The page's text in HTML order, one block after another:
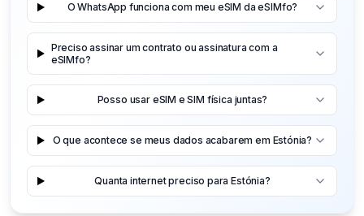
O WhatsApp funciona com meu eSIM da eSIMfo?
Preciso assinar um contrato ou assinatura com a
eSIMfo?
Posso usar eSIM e SIM física juntas?
O que acontece se meus dados acabarem em Estónia?
Quanta internet preciso para Estónia?